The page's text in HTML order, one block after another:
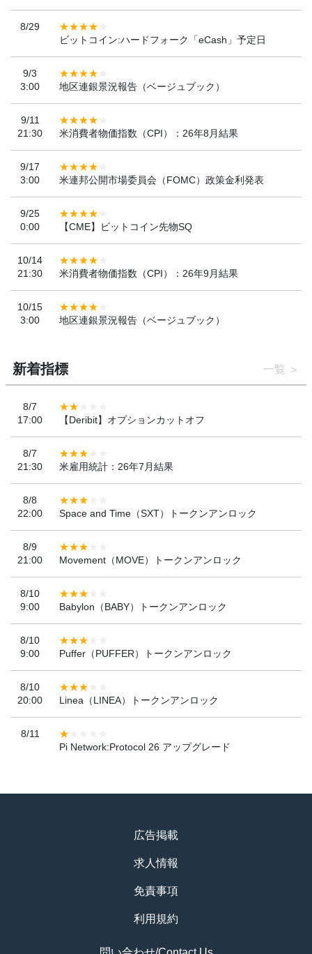
8/29
ビットコイン:ハードフォーク「eCash」予定日
9/3
3:00
地区連銀景況報告（ベージュブック）
9/11
21:30
米消費者物価指数（CPI）：26年8月結果
9/17
3:00
米連邦公開市場委員会（FOMC）政策金利発表
9/25
0:00
【CME】ビットコイン先物SQ
10/14
21:30
米消費者物価指数（CPI）：26年9月結果
10/15
3:00
地区連銀景況報告（ベージュブック）
新着指標 一覧
8/7
17:00
【Deribit】オプションカットオフ
8/7
21:30
米雇用統計：26年7月結果
8/8
22:00
Space and Time（SXT）トークンアンロック
8/9
21:00
Movement（MOVE）トークンアンロック
8/10
9:00
Babylon（BABY）トークンアンロック
8/10
9:00
Puffer（PUFFER）トークンアンロック
8/10
20:00
Linea（LINEA）トークンアンロック
8/11
Pi Network:Protocol 26 アップグレード
広告掲載
求人情報
免責事項
利用規約